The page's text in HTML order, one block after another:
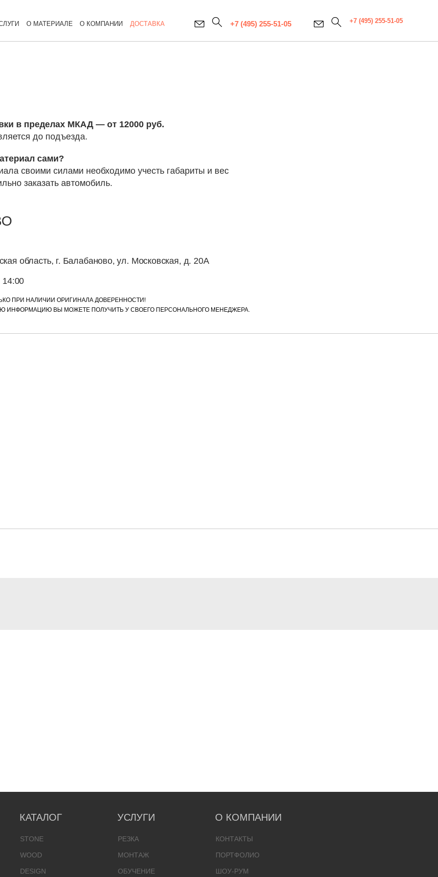
О МАТЕРИАЛЕ О КОМПАНИИ ДОСТАВКА +7 (495) 255-51-05 +7 (495) 255-51-05
в пределах МКАД — от 12000 руб.
до подъезда.
сами?
своими силами необходимо учесть габариты и вес
заказать автомобиль.
область, г. Балабаново, ул. Московская, д. 20А
14:00
ПРИ НАЛИЧИИ ОРИГИНАЛА ДОВЕРЕННОСТИ!
ИНФОРМАЦИЮ ВЫ МОЖЕТЕ ПОЛУЧИТЬ У СВОЕГО ПЕРСОНАЛЬНОГО МЕНЕДЖЕРА.
КАТАЛОГ
STONE
WOOD
DESIGN
УСЛУГИ
РЕЗКА
МОНТАЖ
ОБУЧЕНИЕ
О КОМПАНИИ
КОНТАКТЫ
ПОРТФОЛИО
ШОУ-РУМ